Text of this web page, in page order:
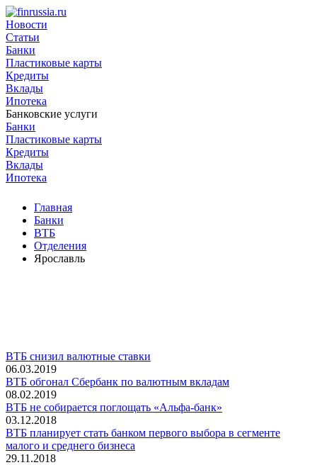
Новости
Статьи
Банки
Пластиковые карты
Кредиты
Вклады
Ипотека
Банковские услуги
Банки
Пластиковые карты
Кредиты
Вклады
Ипотека
Главная
Банки
ВТБ
Отделения
Ярославль
ВТБ снизил валютные ставки
06.03.2019
ВТБ обгонал Сбербанк по валютным вкладам
08.02.2019
ВТБ не собирается поглощать «Альфа-банк»
03.12.2018
ВТБ планирует стать банком первого выбора в сегменте
малого и среднего бизнеса
29.11.2018